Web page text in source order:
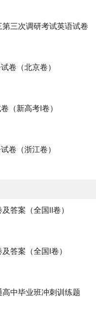
三次调研考试英语试卷
卷（北京卷）
（新高考Ⅰ卷）
卷（浙江卷）
答案（全国Ⅱ卷）
答案（全国Ⅰ卷）
中毕业班冲刺训练题